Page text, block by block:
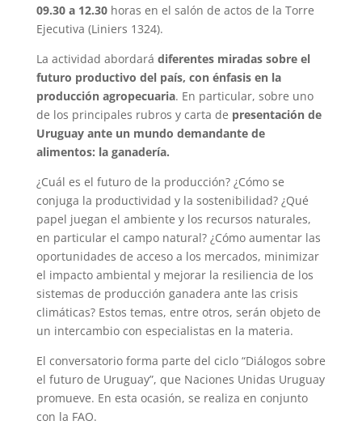
09.30 a 12.30horas en el salón de actos de la Torre
Ejecutiva (Liniers 1324).
La actividad abordará diferentes miradas sobre el
futuro productivo del país, con énfasis en la
producción agropecuaria. En particular, sobre uno
de los principales rubros y carta de presentación de
Uruguay ante un mundo demandante de
alimentos: la ganadería.
¿Cuál es el futuro de la producción? ¿Cómo se
conjuga la productividad y la sostenibilidad? ¿Qué
papel juegan el ambiente y los recursos naturales,
en particular el campo natural? ¿Cómo aumentar las
oportunidades de acceso a los mercados, minimizar
el impacto ambiental y mejorar la resiliencia de los
sistemas de producción ganadera ante las crisis
climáticas? Estos temas, entre otros, serán objeto de
un intercambio con especialistas en la materia.
El conversatorio forma parte del ciclo “Diálogos sobre
el futuro de Uruguay”, que Naciones Unidas Uruguay
promueve. En esta ocasión, se realiza en conjunto
con la FAO.